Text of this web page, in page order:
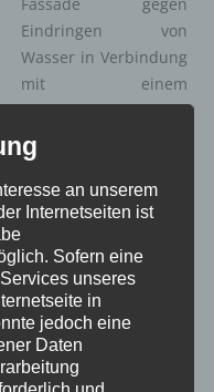
Eindringen von
Wasser in Verbindung
mit einem
Darüber hinaus schützt
Zerstörung
Frostschäden und vor
vor allem die
Wert), werden kaum
bleibt
an unserem
Internetseiten ist
Sofern eine
unseres
in
jedoch eine
Daten